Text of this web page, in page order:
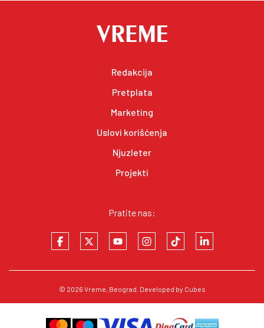
Redakcija
Pretplata
Marketing
Uslovi korišćenja
Njuzleter
Projekti
Pratite nas:
© 2026 Vreme, Beograd. Developed by Cubes